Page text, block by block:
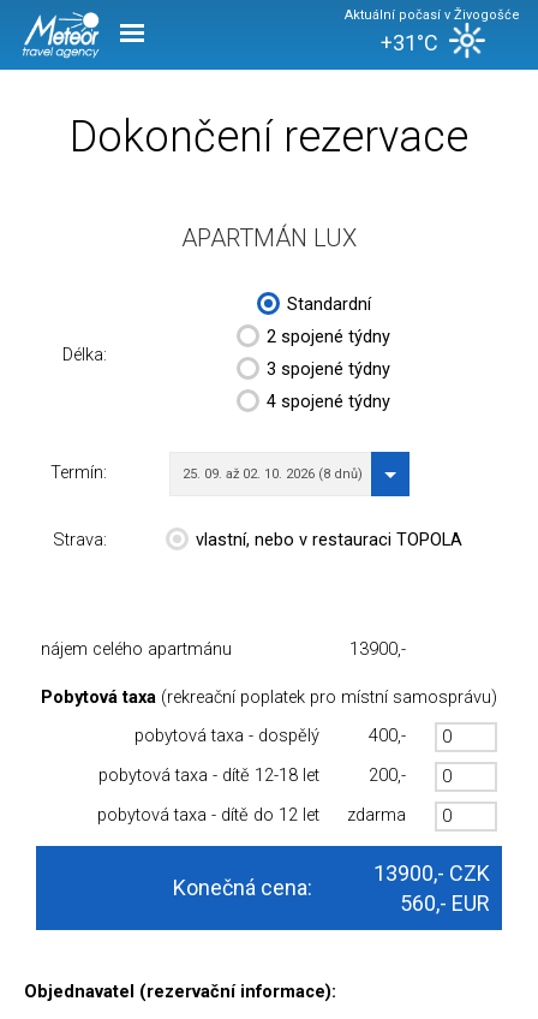
Aktuální počasí v Živogošće
+31°C
Dokončení rezervace
APARTMÁN LUX
Délka:
Standardní
2 spojené týdny
3 spojené týdny
4 spojené týdny
Termín: 25. 09. až 02. 10. 2026 (8 dnů)
Strava: vlastní, nebo v restauraci TOPOLA
nájem celého apartmánu 13900,-
Pobytová taxa (rekreační poplatek pro místní samosprávu)
pobytová taxa - dospělý
400,-
pobytová taxa - dítě 12-18 let
200,-
pobytová taxa - dítě do 12 let
zdarma
Konečná cena:
13900,- CZK
560,- EUR
Objednavatel (rezervační informace):